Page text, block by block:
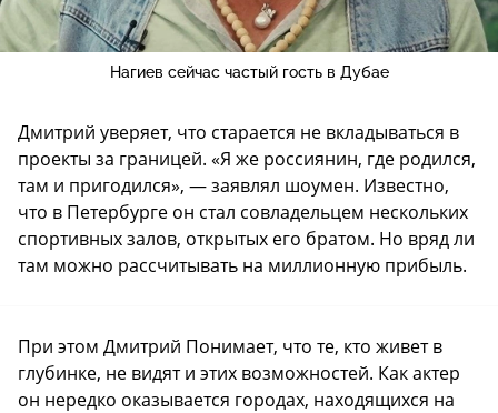
Нагиев сейчас частый гость в Дубае
Дмитрий уверяет, что старается не вкладываться в
проекты за границей. «Я же россиянин, где родился,
там и пригодился», — заявлял шоумен. Известно,
что в Петербурге он стал совладельцем нескольких
спортивных залов, открытых его братом. Но вряд ли
там можно рассчитывать на миллионную прибыль.
При этом Дмитрий Понимает, что те, кто живет в
глубинке, не видят и этих возможностей. Как актер
он нередко оказывается городах, находящихся на